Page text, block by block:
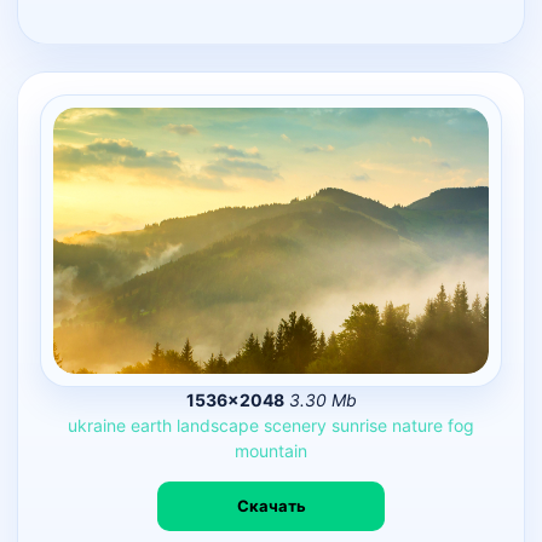
1536×2048 3.30 Mb
ukraine earth landscape scenery sunrise nature fog
mountain
Скачать